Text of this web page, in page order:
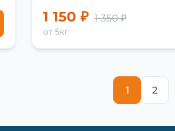
1 150 ₽ 1 350 ₽
от 5кг
1 2